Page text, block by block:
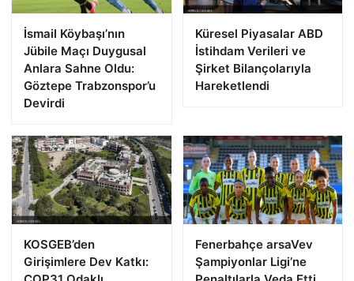
İsmail Köybaşı’nın
Jübile Maçı Duygusal
Anlara Sahne Oldu:
Göztepe Trabzonspor’u
Devirdi
Küresel Piyasalar ABD
İstihdam Verileri ve
Şirket Bilançolarıyla
Hareketlendi
KOSGEB’den
Girişimlere Dev Katkı:
Fenerbahçe arsaVev
Şampiyonlar Ligi’ne